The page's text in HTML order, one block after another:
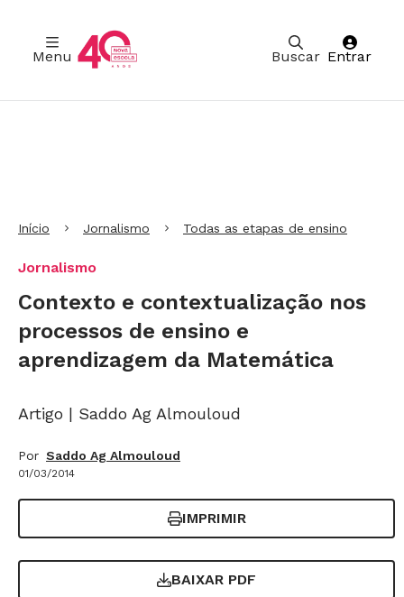
Buscar
Menu Entrar
Início Jornalismo Todas as etapas de ensino
Jornalismo
Contexto e contextualização nos
processos de ensino e
aprendizagem da Matemática
Artigo | Saddo Ag Almouloud
Por Saddo Ag Almouloud
01/03/2014
IMPRIMIR
BAIXAR PDF